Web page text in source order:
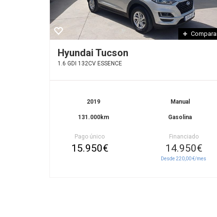
Hyundai Tucson
1.6 GDI 132CV ESSENCE
2019
131.000km
Manual
Gasolina
Pago único
15.950€
Financiado
14.950€
Desde 220,00 €/mes